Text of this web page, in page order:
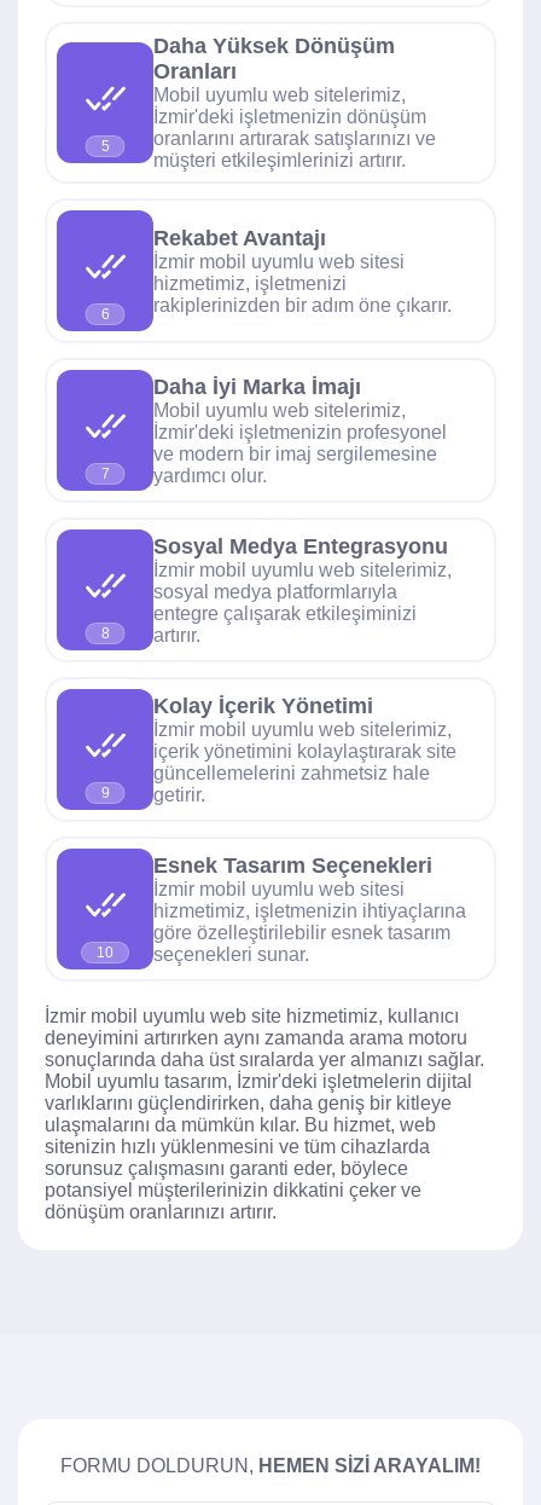
5
Daha Yüksek Dönüşüm
Oranları
Mobil uyumlu web sitelerimiz,
İzmir'deki işletmenizin dönüşüm
oranlarını artırarak satışlarınızı ve
müşteri etkileşimlerinizi artırır.
6
Rekabet Avantajı
İzmir mobil uyumlu web sitesi
hizmetimiz, işletmenizi
rakiplerinizden bir adım öne çıkarır.
7
Daha İyi Marka İmajı
Mobil uyumlu web sitelerimiz,
İzmir'deki işletmenizin profesyonel
ve modern bir imaj sergilemesine
yardımcı olur.
8
Sosyal Medya Entegrasyonu
İzmir mobil uyumlu web sitelerimiz,
sosyal medya platformlarıyla
entegre çalışarak etkileşiminizi
artırır.
9
Kolay İçerik Yönetimi
İzmir mobil uyumlu web sitelerimiz,
içerik yönetimini kolaylaştırarak site
güncellemelerini zahmetsiz hale
getirir.
10
Esnek Tasarım Seçenekleri
İzmir mobil uyumlu web sitesi
hizmetimiz, işletmenizin ihtiyaçlarına
göre özelleştirilebilir esnek tasarım
seçenekleri sunar.
İzmir mobil uyumlu web site hizmetimiz, kullanıcı
deneyimini artırırken aynı zamanda arama motoru
sonuçlarında daha üst sıralarda yer almanızı sağlar.
Mobil uyumlu tasarım, İzmir'deki işletmelerin dijital
varlıklarını güçlendirirken, daha geniş bir kitleye
ulaşmalarını da mümkün kılar. Bu hizmet, web
sitenizin hızlı yüklenmesini ve tüm cihazlarda
sorunsuz çalışmasını garanti eder, böylece
potansiyel müşterilerinizin dikkatini çeker ve
dönüşüm oranlarınızı artırır.
FORMU DOLDURUN, HEMEN SIZI ARAYALIM!